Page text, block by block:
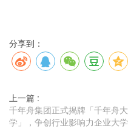
分享到：
上一篇 :
千年舟集团正式揭牌「千年舟大
学」，争创行业影响力企业大学